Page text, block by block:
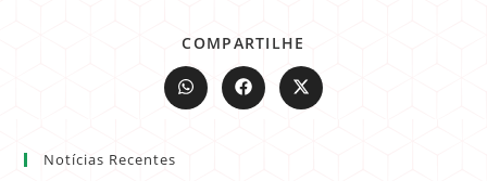
COMPARTILHE
Notícias Recentes